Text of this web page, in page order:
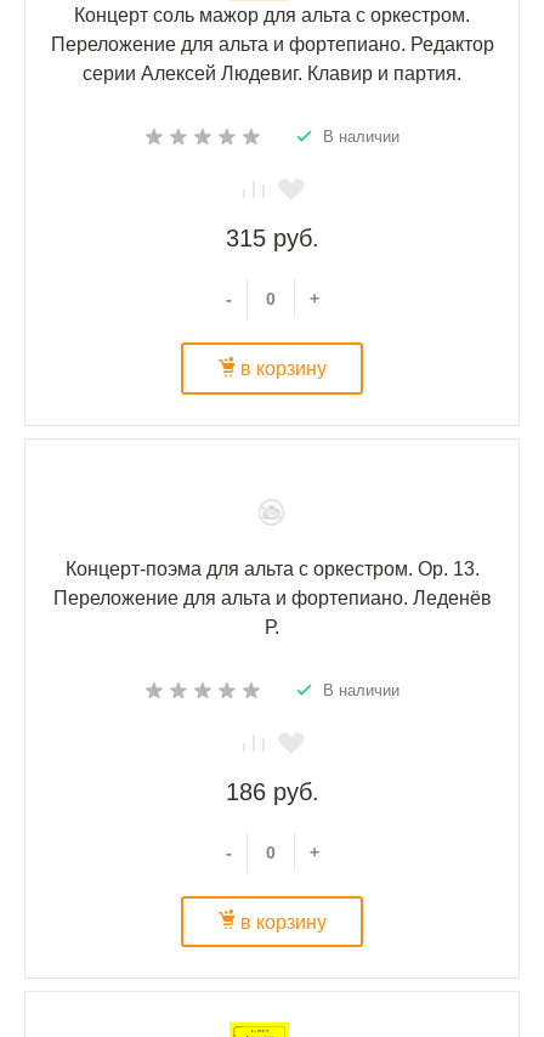
Концерт соль мажор для альта с оркестром.
Переложение для альта и фортепиано. Редактор
серии Алексей Людевиг. Клавир и партия.
В наличии
315 руб.
- +
в корзину
Концерт-поэма для альта с оркестром. Ор. 13.
Переложение для альта и фортепиано. Леденёв
Р.
В наличии
186 руб.
- +
в корзину